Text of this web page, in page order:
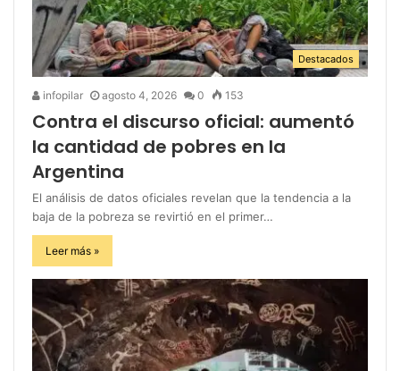
Destacados
infopilar agosto 4, 2026 0 153
Contra el discurso oficial: aumentó
la cantidad de pobres en la
Argentina
El análisis de datos oficiales revelan que la tendencia a la
baja de la pobreza se revirtió en el primer…
Leer más »